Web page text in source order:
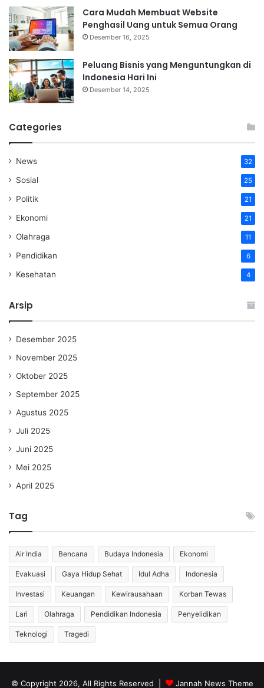
Cara Mudah Membuat Website
Penghasil Uang untuk Semua Orang
Desember 16, 2025
Peluang Bisnis yang Menguntungkan di
Indonesia Hari Ini
Desember 14, 2025
Categories
News 32
Sosial 25
Politik 21
Ekonomi 21
Olahraga 11
Pendidikan 6
Kesehatan 4
Arsip
Desember 2025
November 2025
Oktober 2025
September 2025
Agustus 2025
Juli 2025
Juni 2025
Mei 2025
April 2025
Tag
Air India Bencana Budaya Indonesia Ekonomi
Evakuasi Gaya Hidup Sehat Idul Adha Indonesia
Investasi Keuangan Kewirausahaan Korban Tewas
Lari Olahraga Pendidikan Indonesia Penyelidikan
Teknologi Tragedi
© Copyright 2026, All Rights Reserved | Jannah News Theme